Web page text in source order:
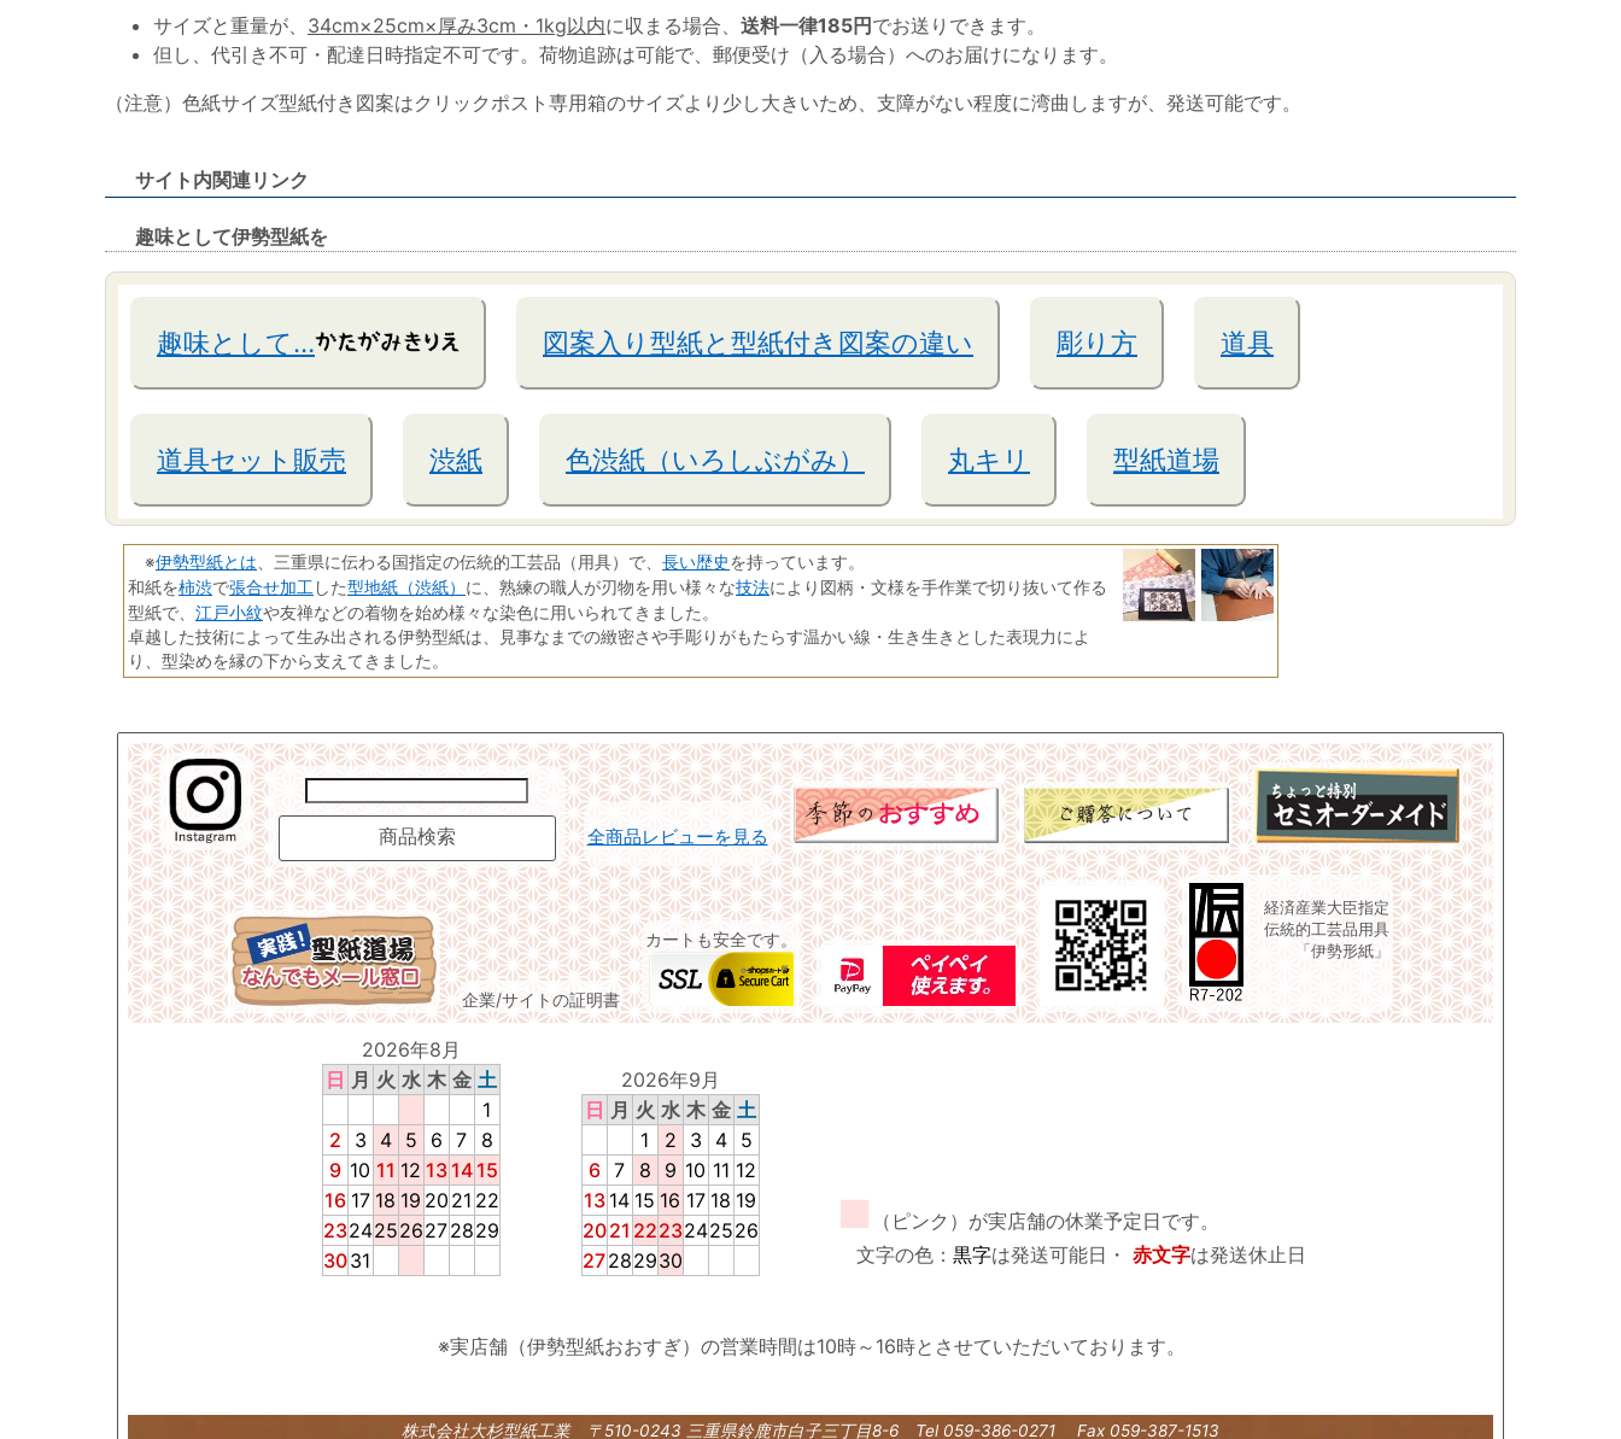
サイズと重量が、 34cm×25cm×厚み3cm・1kg以内に収まる場合、 送料一律185円 でお送りできます。
但し、代引き不可・配達日時指定不可です。荷物追跡は可能で、郵便受け（入る場合）へのお届けになります。
（注意）色紙サイズ型紙付き図案はクリックポスト専用箱のサイズより少し大きいため、支障がない程度に湾曲しますが、発送可能です。
サイト内関連リンク
趣味として伊勢型紙を
趣味として… 図案入り型紙と型紙付き図案の違い 彫り方 道具
道具セット販売 渋紙 色渋紙（いろしぶがみ） 丸キリ 型紙道場
※伊勢型紙とは、三重県に伝わる国指定の伝統的工芸品（用具）で、 長い歴史を持っています。
和紙を柿渋で張合せ加工 した型地紙（渋紙） に、熟練の職人が刃物を用い様々な技法により図柄・文様を手作業で切り抜いて作る
型紙で、 江戸小紋や友禅などの着物を始め様々な染色に用いられてきました。
卓越した技術によって生み出される伊勢型紙は、見事なまでの緻密さや手彫りがもたらす温かい線・生き生きとした表現力によ
り、型染めを縁の下から支えてきました。
全商品レビューを見る
企業/サイトの証明書
カートも安全です。
経済産業大臣指定
伝統的工芸品用具
「伊勢形紙」
2026年8月
日 月 火 水 木 金 土
1
2
3 4 5 6 7
8
9 10 11 12 13 14 15
16 17 18 19 20 21 22
23242526272829
3031
2026年9月
日 月 火 水 木 金 土
1
2 3 4
5
6 7 8 9 10 11 12
13 14 15 16 17 18 19
2021 2223242526
27282930
■
（ピンク）が実店舗の休業予定日です。
文字の色： 黒字は発送可能日・ 赤文字は発送休止日
※実店舗（伊勢型紙おおすぎ）の営業時間は10時～16時とさせていただいております。
株式会社大杉型紙工業 〒510-0243 三重県鈴鹿市白子三丁目8-6 Tel 059-386-0271 Fax 059-387-1513